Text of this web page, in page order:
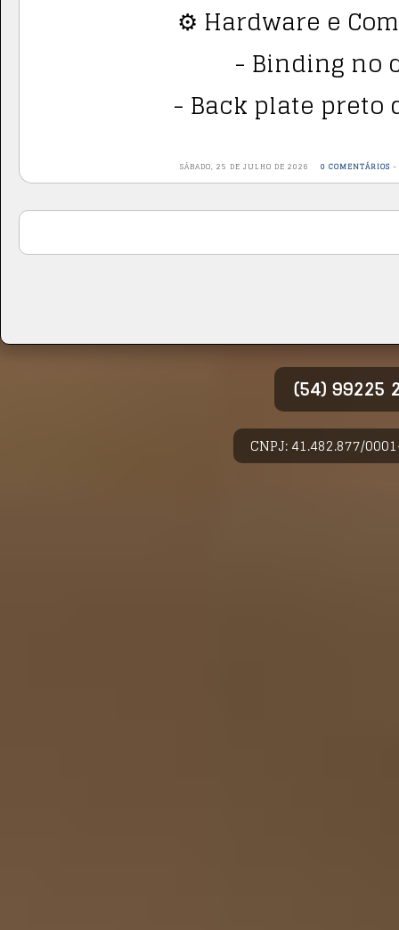
⚙️ Hardware e
- Binding no
- Back plate preto
SÁBADO, 25 DE JULHO DE 2026 0 COMENTÁRIOS -
(54) 99225
CNPJ: 41.482.877/